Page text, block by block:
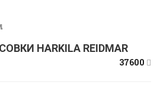
HARKILA REIDMAR
37600